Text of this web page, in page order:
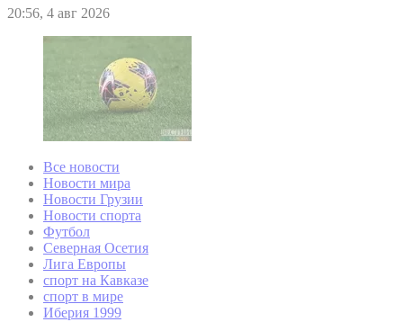
20:56, 4 авг 2026
Все новости
Новости мира
Новости Грузии
Новости спорта
Футбол
Северная Осетия
Лига Европы
спорт на Кавказе
спорт в мире
Иберия 1999